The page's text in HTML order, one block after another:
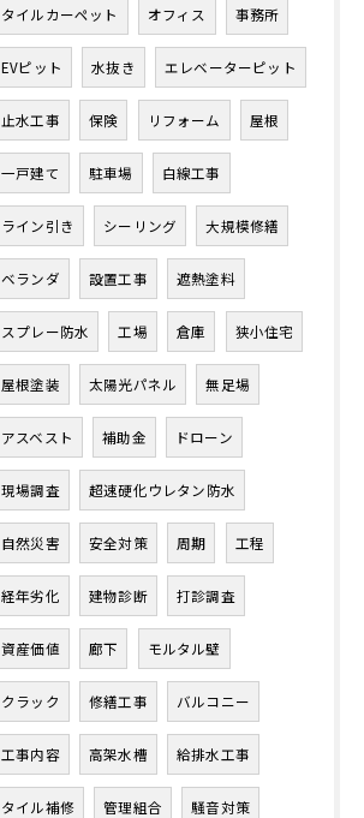
タイルカーペット オフィス 事務所
EVピット 水抜き エレベーターピット
止水工事 保険 リフォーム 屋根
一戸建て 駐車場 白線工事
ライン引き シーリング 大規模修繕
ベランダ 設置工事 遮熱塗料
スプレー防水 工場 倉庫 狭小住宅
屋根塗装 太陽光パネル 無足場
アスベスト 補助金 ドローン
現場調査 超速硬化ウレタン防水
自然災害 安全対策 周期 工程
経年劣化 建物診断 打診調査
資産価値 廊下 モルタル壁
クラック 修繕工事 バルコニー
工事内容 高架水槽 給排水工事
タイル補修 管理組合 騒音対策